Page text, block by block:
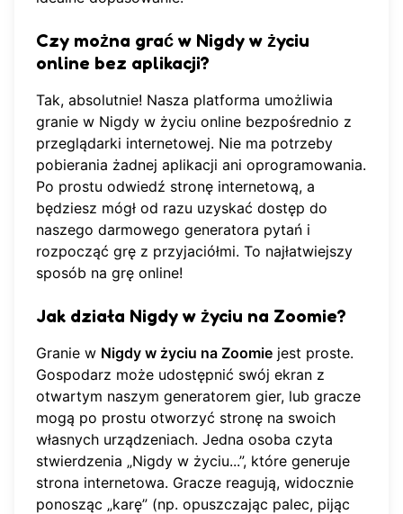
Czy można grać w Nigdy w życiu
online bez aplikacji?
Tak, absolutnie! Nasza platforma umożliwia
granie w Nigdy w życiu online bezpośrednio z
przeglądarki internetowej. Nie ma potrzeby
pobierania żadnej aplikacji ani oprogramowania.
Po prostu odwiedź stronę internetową, a
będziesz mógł od razu uzyskać dostęp do
naszego darmowego generatora pytań i
rozpocząć grę z przyjaciółmi. To najłatwiejszy
sposób na grę online!
Jak działa Nigdy w życiu na Zoomie?
Granie w Nigdy w życiu na Zoomie jest proste.
Gospodarz może udostępnić swój ekran z
otwartym naszym generatorem gier, lub gracze
mogą po prostu otworzyć stronę na swoich
własnych urządzeniach. Jedna osoba czyta
stwierdzenia „Nigdy w życiu...”, które generuje
strona internetowa. Gracze reagują, widocznie
ponosząc „karę” (np. opuszczając palec, pijąc